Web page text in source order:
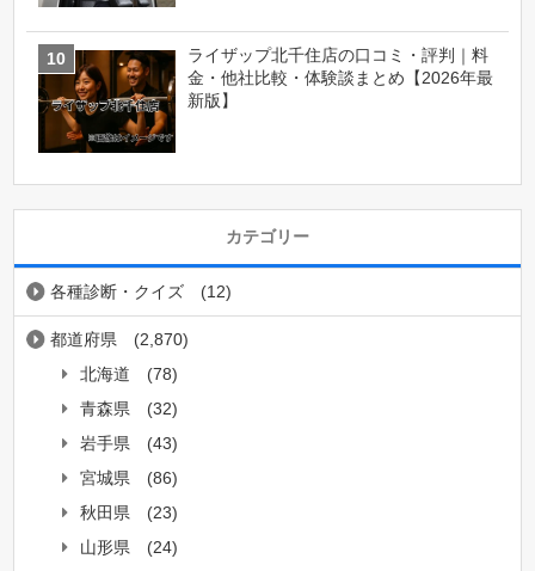
ライザップ北千住店の口コミ・評判｜料
金・他社比較・体験談まとめ【2026年最
新版】
カテゴリー
各種診断・クイズ (12)
都道府県
(2,870)
北海道
(78)
青森県
(32)
岩手県
(43)
宮城県
(86)
秋田県
(23)
山形県
(24)